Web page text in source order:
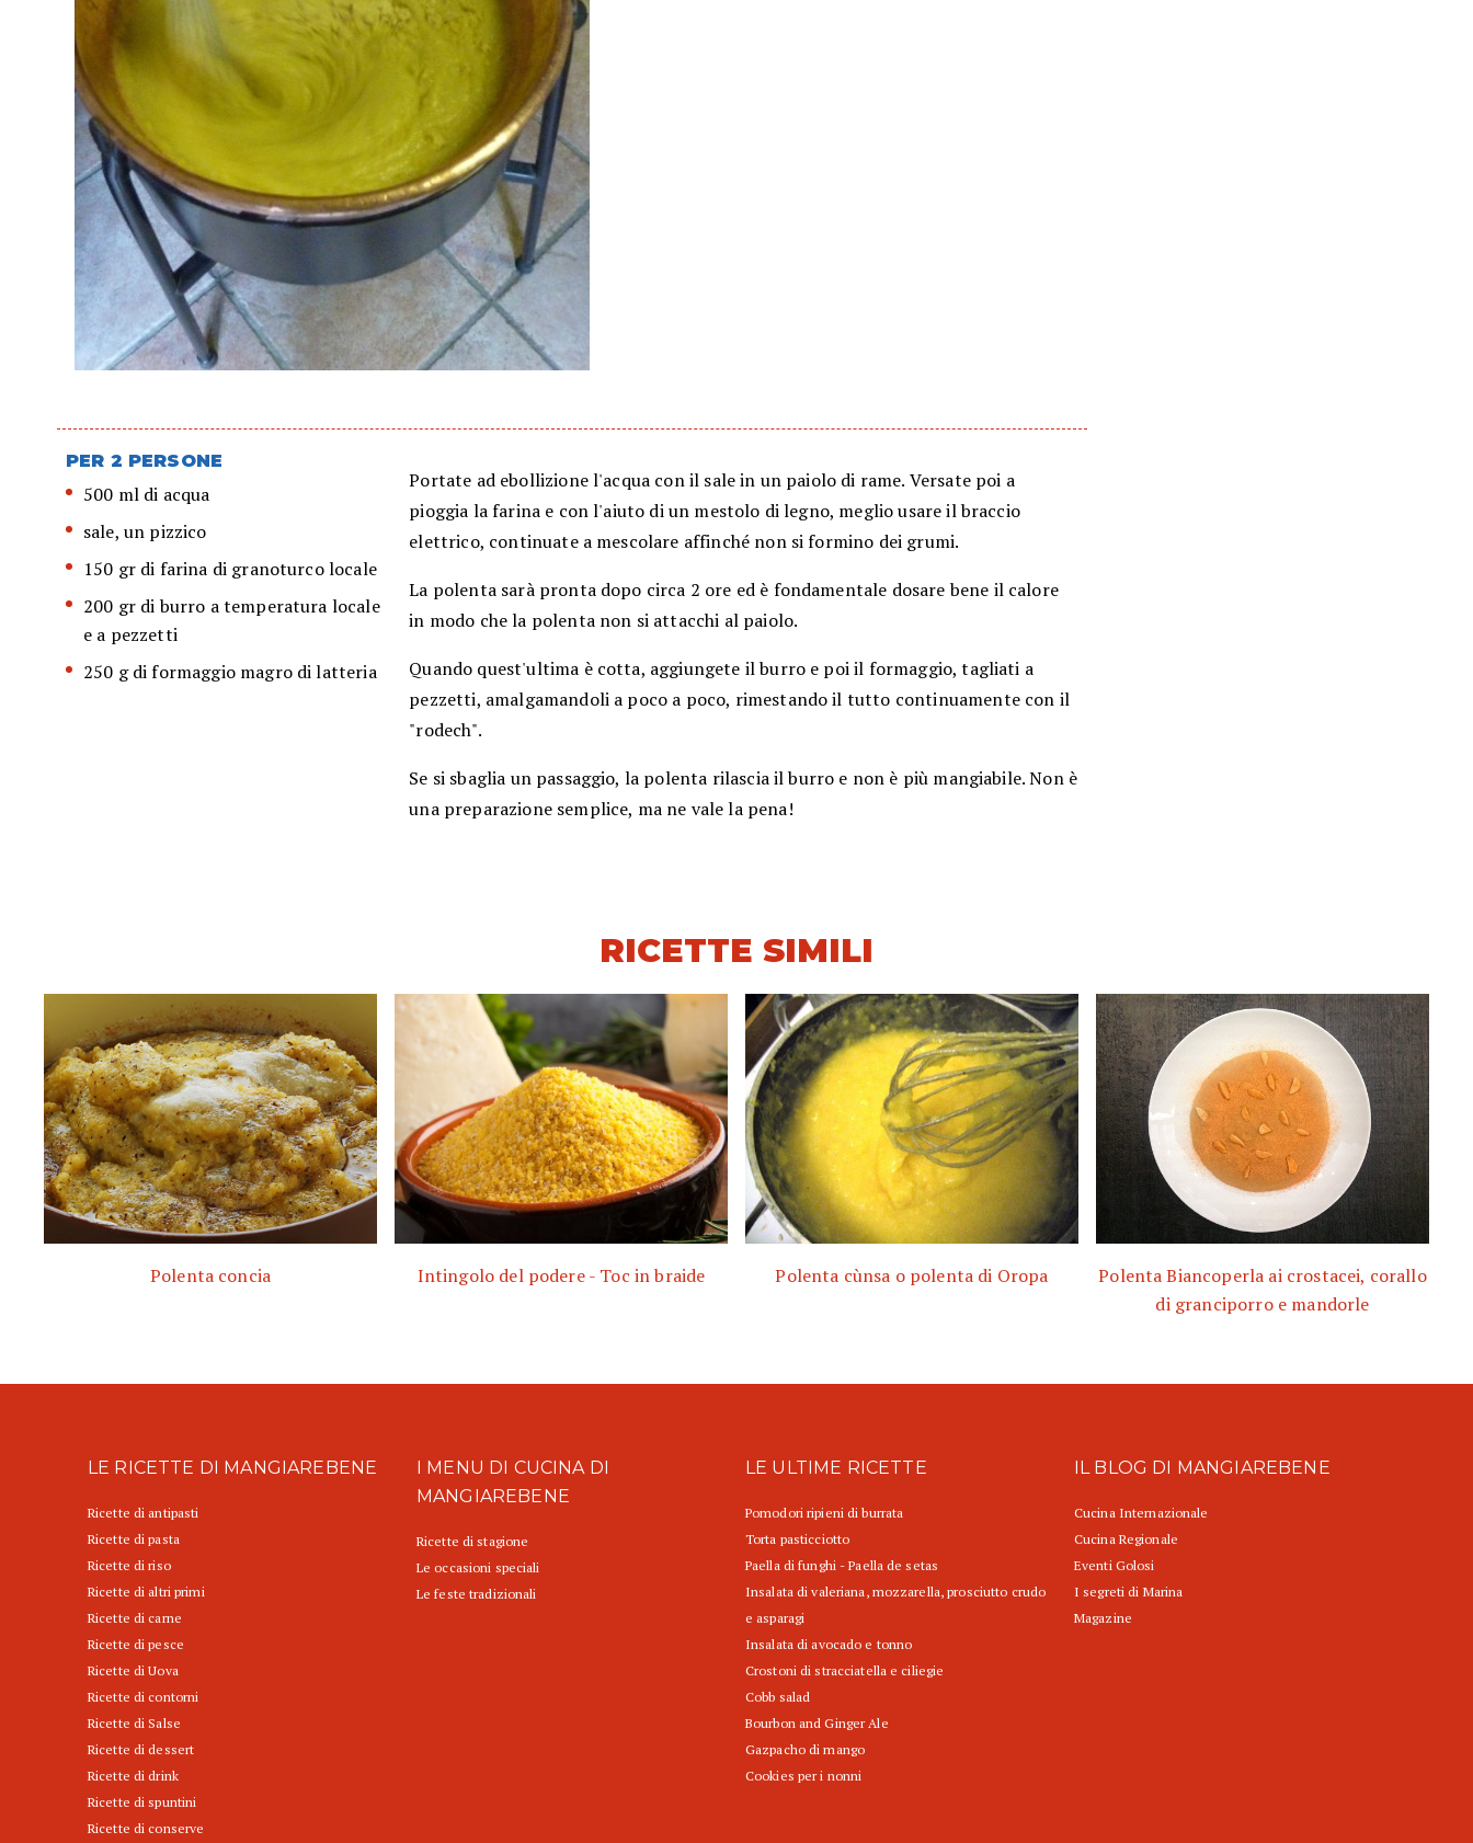
PER 2 PERSONE
500 ml di acqua
sale, un pizzico
150 gr di farina di granoturco locale
200 gr di burro a temperatura locale
e a pezzetti
250 g di formaggio magro di latteria
Portate ad ebollizione l'acqua con il sale in un paiolo di rame. Versate poi a
pioggia la farina e con l'aiuto di un mestolo di legno, meglio usare il braccio
elettrico, continuate a mescolare affinché non si formino dei grumi.
La polenta sarà pronta dopo circa 2 ore ed è fondamentale dosare bene il calore
in modo che la polenta non si attacchi al paiolo.
Quando quest'ultima è cotta, aggiungete il burro e poi il formaggio, tagliati a
pezzetti, amalgamandoli a poco a poco, rimestando il tutto continuamente con il
"rodech".
Se si sbaglia un passaggio, la polenta rilascia il burro e non è più mangiabile. Non è
una preparazione semplice, ma ne vale la pena!
RICETTE SIMILI
Polenta concia Intingolo del podere - Toc in braide Polenta cùnsa o polenta di Oropa
Polenta Biancoperla ai crostacei, corallo
di granciporro e mandorle
LE RICETTE DI MANGIAREBENE
Ricette di antipasti
Ricette di pasta
Ricette di riso
Ricette di altri primi
Ricette di carne
Ricette di pesce
Ricette di Uova
Ricette di contorni
Ricette di Salse
Ricette di dessert
Ricette di drink
Ricette di spuntini
Ricette di conserve
I MENU DI CUCINA DI
MANGIAREBENE
Ricette di stagione
Le occasioni speciali
Le feste tradizionali
LE ULTIME RICETTE
Pomodori ripieni di burrata
Torta pasticciotto
Paella di funghi - Paella de setas
Insalata di valeriana, mozzarella, prosciutto crudo
e asparagi
Insalata di avocado e tonno
Crostoni di stracciatella e ciliegie
Cobb salad
Bourbon and Ginger Ale
Gazpacho di mango
Cookies per i nonni
IL BLOG DI MANGIAREBENE
Cucina Internazionale
Cucina Regionale
Eventi Golosi
I segreti di Marina
Magazine